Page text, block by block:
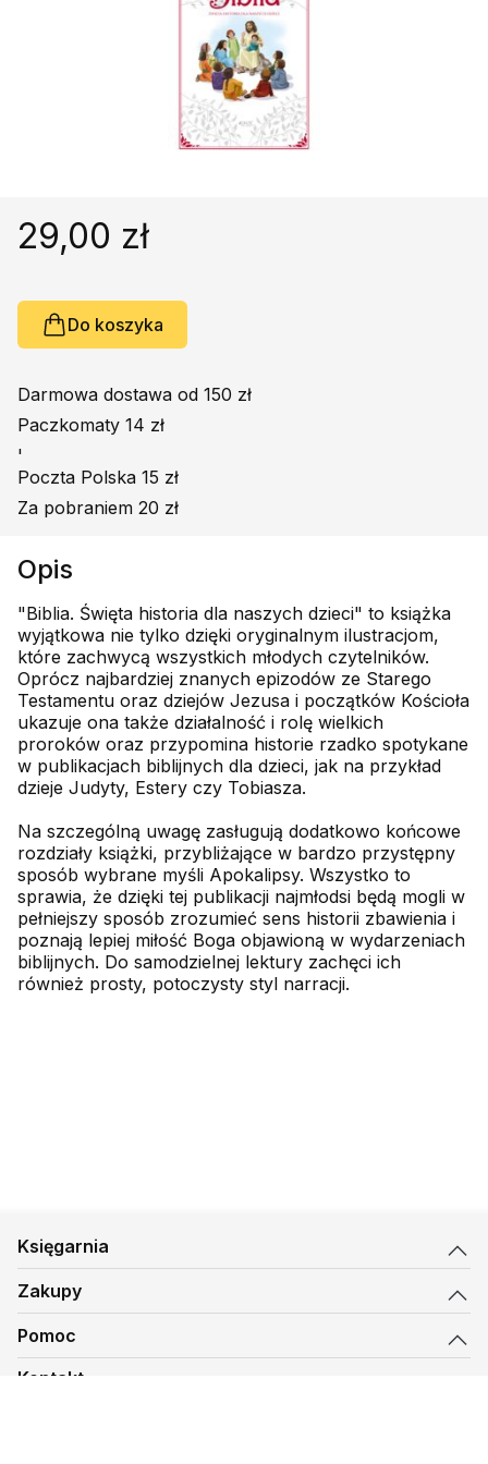
Poradniki, leksykony...
Podręczniki szkolne
29,00 zł
Do koszyka
Darmowa dostawa od 150 zł
Paczkomaty 14 zł
'
Poczta Polska 15 zł
Za pobraniem 20 zł
Opis
"Biblia. Święta historia dla naszych dzieci" to książka
wyjątkowa nie tylko dzięki oryginalnym ilustracjom,
które zachwycą wszystkich młodych czytelników.
Oprócz najbardziej znanych epizodów ze Starego
Testamentu oraz dziejów Jezusa i początków Kościoła
ukazuje ona także działalność i rolę wielkich
proroków oraz przypomina historie rzadko spotykane
w publikacjach biblijnych dla dzieci, jak na przykład
dzieje Judyty, Estery czy Tobiasza.
Na szczególną uwagę zasługują dodatkowo końcowe
rozdziały książki, przybliżające w bardzo przystępny
sposób wybrane myśli Apokalipsy. Wszystko to
sprawia, że dzięki tej publikacji najmłodsi będą mogli w
pełniejszy sposób zrozumieć sens historii zbawienia i
poznają lepiej miłość Boga objawioną w wydarzeniach
biblijnych. Do samodzielnej lektury zachęci ich
również prosty, potoczysty styl narracji.
Księgarnia
Zakupy
Pomoc
Kontakt